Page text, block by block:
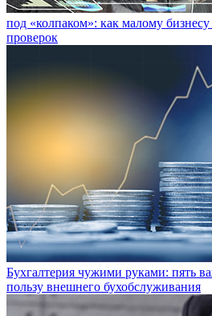
под «колпаком»: как малому
проверок
Бухгалтерия чужими руками: пять
пользу внешнего бухобслуживания